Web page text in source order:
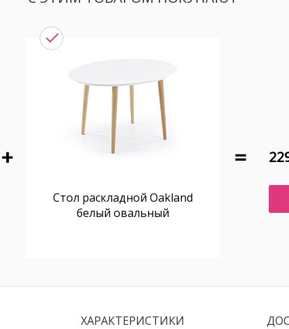
Стол раскладной Oakland
белый овальный
ХАРАКТЕРИСТИКИ